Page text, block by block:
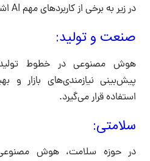
در زیر به برخی از کاربردهای مهم AI اشاره می‌کنیم:
صنعت و تولید:
هوش مصنوعی در خطوط تولید،
پیش‌بینی نیازمندی‌های بازار و
استفاده قرار می‌گیرد.
سلامتی:
در حوزه سلامت، هوش